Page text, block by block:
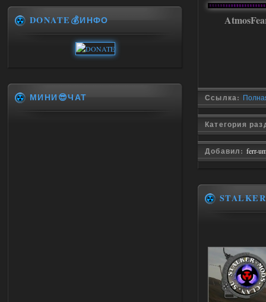
Ссылка:
Категория
Добавил: ferr-
STALKER
DONATE💰ИНФО
МИНИ😎ЧАТ